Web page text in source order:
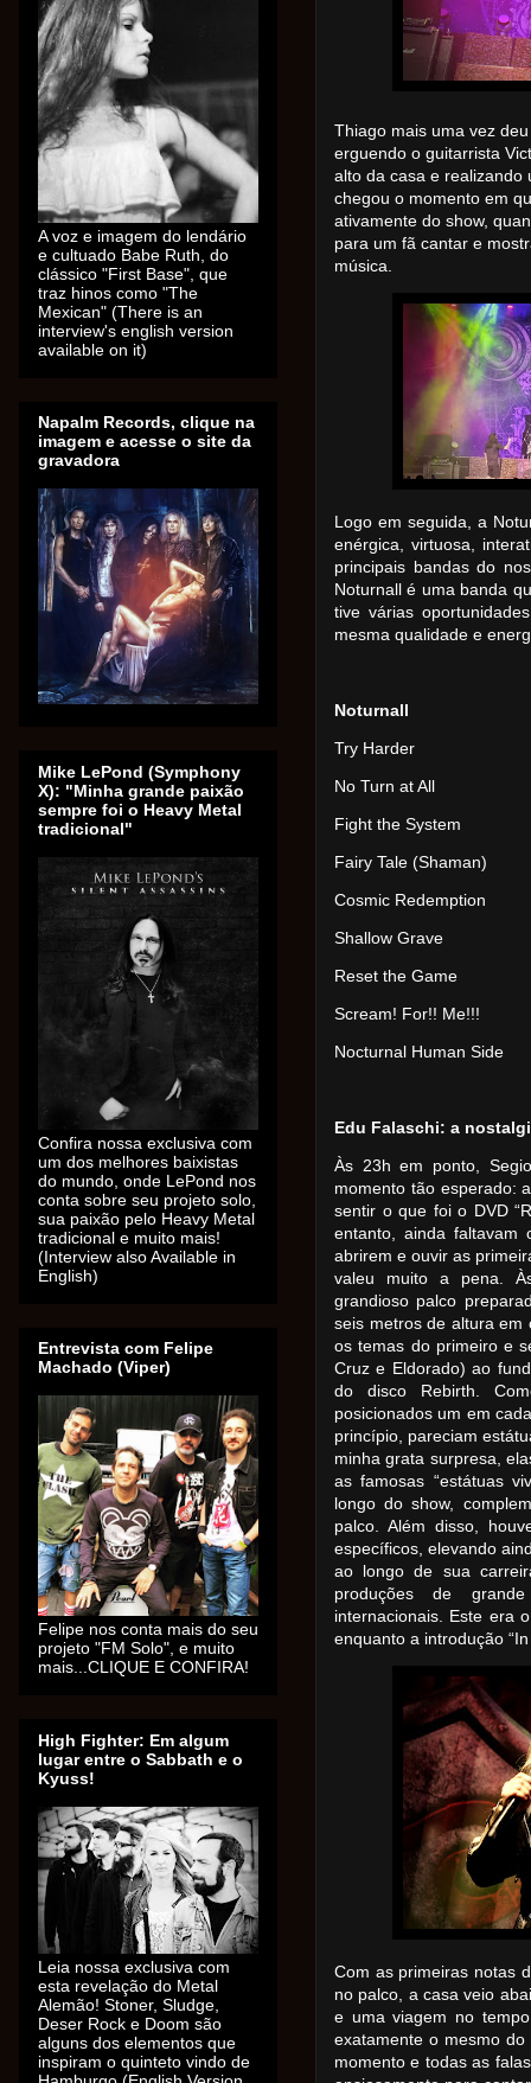
Thiago mais uma vez
erguendo o guitarrista
alto da casa e realizando
chegou o momento em
ativamente do show,
para um fã cantar e
música.
Logo em seguida, a
enérgica, virtuosa,
principais bandas do
Noturnall é uma banda
tive várias
mesma qualidade e
Noturnall
Try Harder
No Turn at All
Fight the System
Fairy Tale (Shaman)
Cosmic Redemption
Shallow Grave
Reset the Game
Scream! For!! Me!!!
Nocturnal Human Side
Edu Falaschi: a
Às 23h em ponto,
momento tão esperado:
sentir o que foi o DVD
entanto, ainda faltavam
abrirem e ouvir as
valeu muito a pena.
grandioso palco
seis metros de altura em
os temas do primeiro e
Cruz e Eldorado) ao
do disco Rebirth.
posicionados um em
princípio, pareciam
minha grata surpresa,
as famosas “estátuas
longo do show,
palco. Além disso,
específicos, elevando
ao longo de sua
produções de
internacionais. Este era
enquanto a introdução
Com as primeiras notas
no palco, a casa veio
e uma viagem no
exatamente o mesmo
momento e todas as
A voz e imagem do lendário
e cultuado Babe Ruth, do
clássico "First Base", que
traz hinos como "The
Mexican" (There is an
interview's english version
available on it)
Napalm Records, clique na
imagem e acesse o site da
gravadora
Mike LePond (Symphony
X): "Minha grande paixão
sempre foi o Heavy Metal
tradicional"
Confira nossa exclusiva com
um dos melhores baixistas
do mundo, onde LePond nos
conta sobre seu projeto solo,
sua paixão pelo Heavy Metal
tradicional e muito mais!
(Interview also Available in
English)
Entrevista com Felipe
Machado (Viper)
Felipe nos conta mais do seu
projeto "FM Solo", e muito
mais...CLIQUE E CONFIRA!
High Fighter: Em algum
lugar entre o Sabbath e o
Kyuss!
Leia nossa exclusiva com
esta revelação do Metal
Alemão! Stoner, Sludge,
Deser Rock e Doom são
alguns dos elementos que
inspiram o quinteto vindo de